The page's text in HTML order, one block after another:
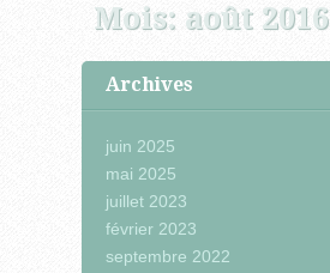
Mois: août 2016
Archives
juin 2025
mai 2025
juillet 2023
février 2023
septembre 2022